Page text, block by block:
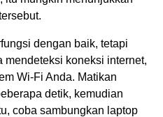
dengan baik, tetapi
mendeteksi koneksi internet,
Wi-Fi Anda. Matikan
detik, kemudian
coba sambungkan laptop